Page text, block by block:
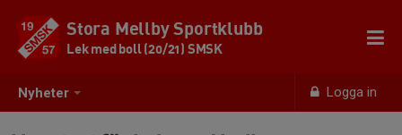
Nyheter Logga in
Stora Mellby Sportklubb
Lek med boll (20/21) SMSK